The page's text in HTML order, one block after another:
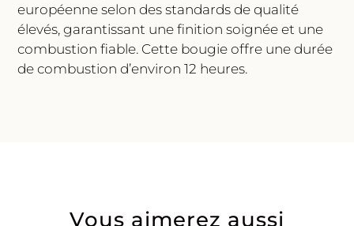
européenne selon des standards de qualité
élevés, garantissant une finition soignée et une
combustion fiable. Cette bougie offre une durée
de combustion d’environ 12 heures.
Vous aimerez aussi